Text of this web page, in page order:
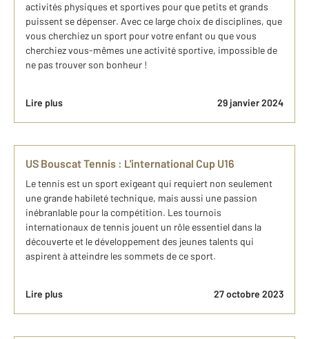
activités physiques et sportives pour que petits et grands
puissent se dépenser. Avec ce large choix de disciplines, que
vous cherchiez un sport pour votre enfant ou que vous
cherchiez vous-mêmes une activité sportive, impossible de
ne pas trouver son bonheur !
Lire plus 29 janvier 2024
US Bouscat Tennis : L'international Cup U16
Le tennis est un sport exigeant qui requiert non seulement
une grande habileté technique, mais aussi une passion
inébranlable pour la compétition. Les tournois
internationaux de tennis jouent un rôle essentiel dans la
découverte et le développement des jeunes talents qui
aspirent à atteindre les sommets de ce sport.
Lire plus 27 octobre 2023